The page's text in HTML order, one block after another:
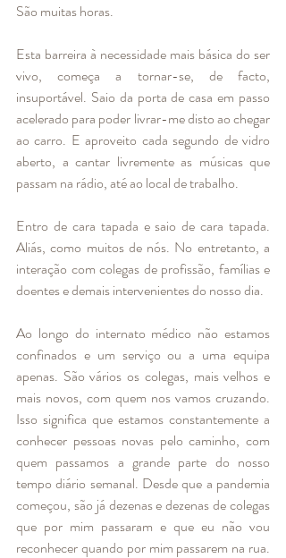
São muitas horas.
Esta barreira à necessidade mais básica do ser
vivo, começa a tornar-se, de facto,
insuportável. Saio da porta de casa em passo
acelerado para poder livrar-me disto ao chegar
ao carro. E aproveito cada segundo de vidro
aberto, a cantar livremente as músicas que
passam na rádio, até ao local de trabalho.
Entro de cara tapada e saio de cara tapada.
Aliás, como muitos de nós. No entretanto, a
interação com colegas de profissão, famílias e
doentes e demais intervenientes do nosso dia.
Ao longo do internato médico não estamos
confinados e um serviço ou a uma equipa
apenas. São vários os colegas, mais velhos e
mais novos, com quem nos vamos cruzando.
Isso significa que estamos constantemente a
conhecer pessoas novas pelo caminho, com
quem passamos a grande parte do nosso
tempo diário semanal. Desde que a pandemia
começou, são já dezenas e dezenas de colegas
que por mim passaram e que eu não vou
reconhecer quando por mim passarem na rua.